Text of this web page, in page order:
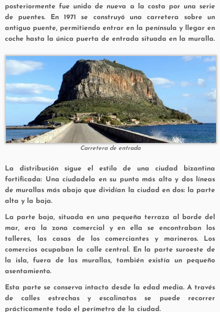
posteriormente fue unido de nueva a la costa por una serie
de puentes. En 1971 se construyó una carretera sobre un
antiguo puente, permitiendo entrar en la península y llegar en
coche hasta la única puerta de entrada situada en la muralla.
Carretera de entrada
La distribución sigue el estilo de una ciudad bizantina
fortificada: Una ciudadela en su punto más alto y dos líneas
de murallas más abajo que dividían la ciudad en dos: la parte
alta y la baja.
La parte baja, situada en una pequeña terraza al borde del
mar, era la zona comercial y en ella se encontraban los
talleres, las casas de los comerciantes y marineros. Los
comercios ocupaban la calle central. En la parte suroeste de
la isla, fuera de las murallas, también existía un pequeño
asentamiento.
Esta parte se conserva intacto desde la edad media. A través
de calles estrechas y escalinatas se puede recorrer
prácticamente todo el perímetro de la ciudad.